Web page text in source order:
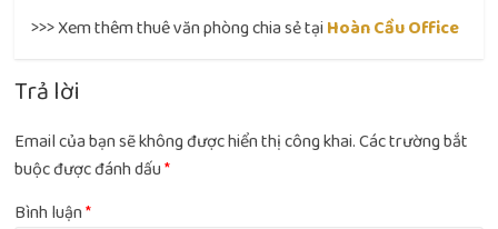
>>> Xem thêm thuê văn phòng chia sẻ tại Hoàn Cầu Office
Trả lời
Email của bạn sẽ không được hiển thị công khai.Các trường bắt
buộc được đánh dấu*
Bình luận*